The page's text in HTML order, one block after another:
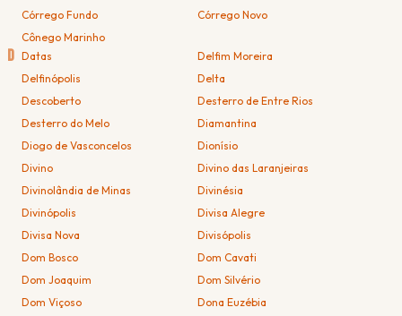
Córrego Fundo
Córrego Novo
Cônego Marinho
D Datas
Delfim Moreira
Delfinópolis
Delta
Descoberto
Desterro de Entre Rios
Desterro do Melo
Diamantina
Diogo de Vasconcelos
Dionísio
Divino
Divino das Laranjeiras
Divinolândia de Minas
Divinésia
Divinópolis
Divisa Alegre
Divisa Nova
Divisópolis
Dom Bosco
Dom Cavati
Dom Joaquim
Dom Silvério
Dom Viçoso
Dona Euzébia